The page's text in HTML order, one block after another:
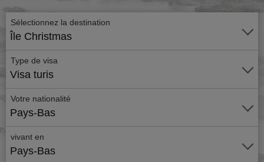
Sélectionnez la destination
Île Christmas
Type de visa
Visa turis
Votre nationalité
Pays-Bas
vivant en
Pays-Bas